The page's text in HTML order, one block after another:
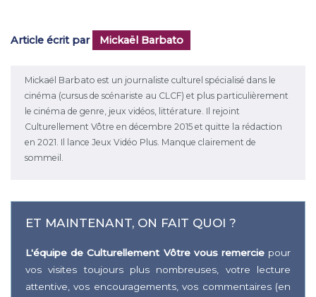
Article écrit par Mickaël Barbato
Mickaël Barbato est un journaliste culturel spécialisé dans le
cinéma (cursus de scénariste au CLCF) et plus particulièrement
le cinéma de genre, jeux vidéos, littérature. Il rejoint
Culturellement Vôtre en décembre 2015 et quitte la rédaction
en 2021. Il lance Jeux Vidéo Plus. Manque clairement de
sommeil.
ET MAINTENANT, ON FAIT QUOI ?
L'équipe de Culturellement Vôtre vous remerciepour
vos visites toujours plus nombreuses, votre lecture
attentive, vos encouragements, vos commentaires (en